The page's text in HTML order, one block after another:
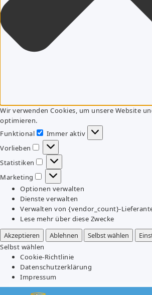
Wir verwenden Cookies, um unsere Website
optimieren.
Funktional
Funktional
Immer aktiv
Vorlieben
Vorlieben
Statistiken
Statistiken
Marketing
Marketing
Optionen verwalten
Dienste verwalten
Verwalten von {vendor_count}-
Lese mehr über diese Zwecke
Akzeptieren
Ablehnen Selbst wählen
Selbst wählen
Cookie-Richtlinie
Datenschutzerklärung
Impressum